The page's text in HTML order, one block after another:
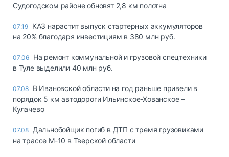
Судогодском районе обновят 2,8 км полотна
07:19 КАЗ нарастит выпуск стартерных аккумуляторов
на 20% благодаря инвестициям в 380 млн руб.
07:06 На ремонт коммунальной и грузовой спецтехники
в Туле выделили 40 млн руб.
07.08 В Ивановской области на год раньше привели в
порядок 5 км автодороги Ильинское-Хованское –
Кулачево
07.08 Дальнобойщик погиб в ДТП с тремя грузовиками
на трассе М-10 в Тверской области